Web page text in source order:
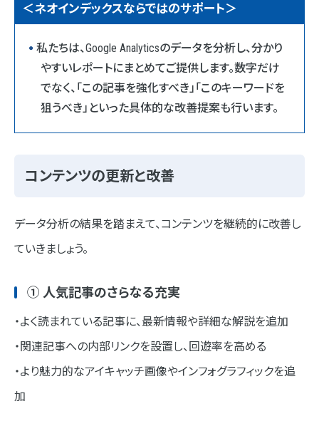
＜ネオインデックスならではのサポート＞
私たちは、Google Analyticsのデータを分析し、分かり
やすいレポートにまとめてご提供します。数字だけ
でなく、「この記事を強化すべき」「このキーワードを
狙うべき」といった具体的な改善提案も行います。
コンテンツの更新と改善
データ分析の結果を踏まえて、コンテンツを継続的に改善し
ていきましょう。
① 人気記事のさらなる充実
・よく読まれている記事に、最新情報や詳細な解説を追加
・関連記事への内部リンクを設置し、回遊率を高める
・より魅力的なアイキャッチ画像やインフォグラフィックを追
加